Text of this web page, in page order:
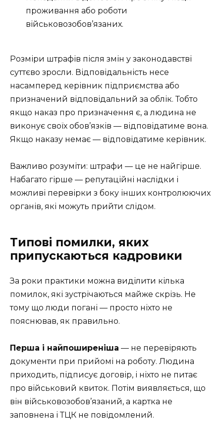
проживання або роботи
військовозобов’язаних.
Розміри штрафів після змін у законодавстві
суттєво зросли. Відповідальність несе
насамперед керівник підприємства або
призначений відповідальний за облік. Тобто
якщо наказ про призначення є, а людина не
виконує своїх обов’язків — відповідатиме вона.
Якщо наказу немає — відповідатиме керівник.
Важливо розуміти: штрафи — це не найгірше.
Набагато гірше — репутаційні наслідки і
можливі перевірки з боку інших контролюючих
органів, які можуть прийти слідом.
Типові помилки, яких
припускаються кадровики
За роки практики можна виділити кілька
помилок, які зустрічаються майже скрізь. Не
тому що люди погані — просто ніхто не
пояснював, як правильно.
Перша і найпоширеніша — не перевіряють
документи при прийомі на роботу. Людина
приходить, підписує договір, і ніхто не питає
про військовий квиток. Потім виявляється, що
він військовозобов’язаний, а картка не
заповнена і ТЦК не повідомлений.